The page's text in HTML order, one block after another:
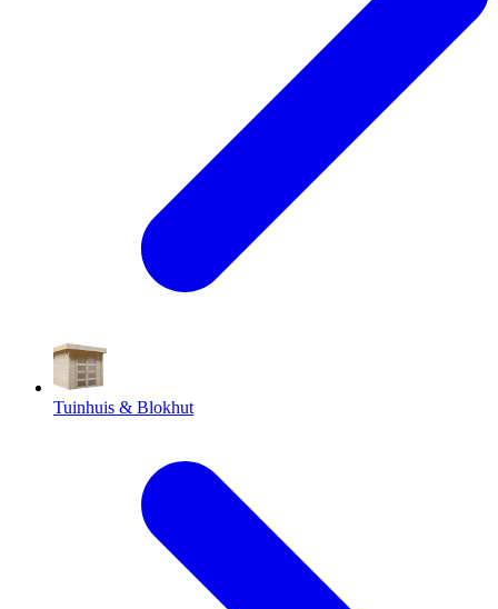
Tuinhuis & Blokhut